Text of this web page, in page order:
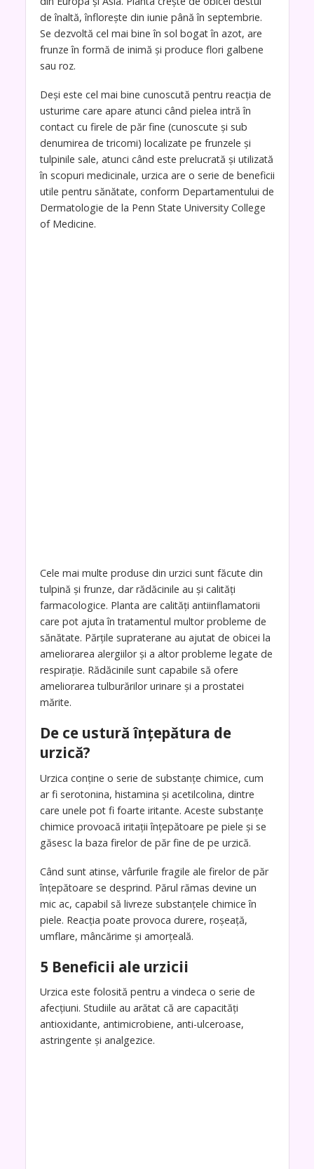
de înaltă, înflorește din iunie până în septembrie.
Se dezvoltă cel mai bine în sol bogat în azot, are
frunze în formă de inimă și produce flori galbene
sau roz.
Deși este cel mai bine cunoscută pentru reacția de
usturime care apare atunci când pielea intră în
contact cu firele de păr fine (cunoscute și sub
denumirea de tricomi) localizate pe frunzele și
tulpinile sale, atunci când este prelucrată și utilizată
în scopuri medicinale, urzica are o serie de beneficii
utile pentru sănătate, conform Departamentului de
Dermatologie de la Penn State University College
of Medicine.
Cele mai multe produse din urzici sunt făcute din
tulpină și frunze, dar rădăcinile au și calități
farmacologice. Planta are calități antiinflamatorii
care pot ajuta în tratamentul multor probleme de
sănătate. Părțile supraterane au ajutat de obicei la
ameliorarea alergiilor și a altor probleme legate de
respirație. Rădăcinile sunt capabile să ofere
ameliorarea tulburărilor urinare și a prostatei
mărite.
De ce ustură înțepătura de
urzică?
Urzica conține o serie de substanțe chimice, cum
ar fi serotonina, histamina și acetilcolina, dintre
care unele pot fi foarte iritante. Aceste substanțe
chimice provoacă iritații înțepătoare pe piele și se
găsesc la baza firelor de păr fine de pe urzică.
Când sunt atinse, vârfurile fragile ale firelor de păr
înțepătoare se desprind. Părul rămas devine un
mic ac, capabil să livreze substanțele chimice în
piele. Reacția poate provoca durere, roșeață,
umflare, mâncărime și amorțeală.
5 Beneficii ale urzicii
Urzica este folosită pentru a vindeca o serie de
afecțiuni. Studiile au arătat că are capacități
antioxidante, antimicrobiene, anti-ulceroase,
astringente și analgezice.